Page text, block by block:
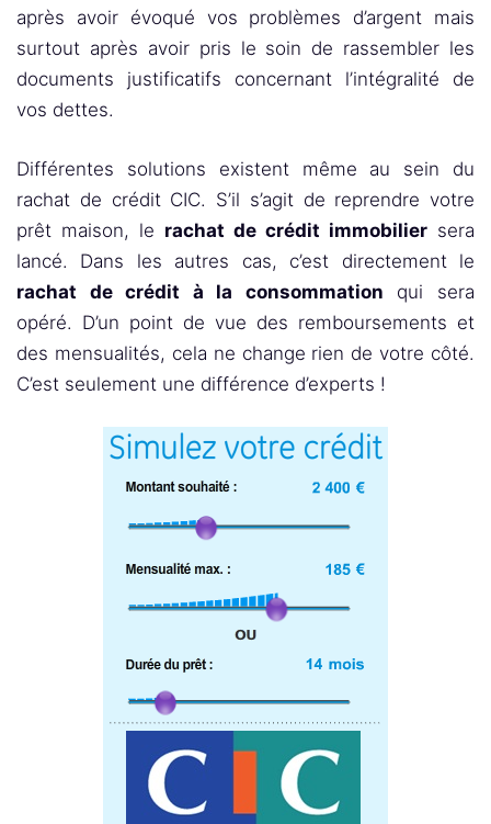
après avoir évoqué vos problèmes d’argent mais
surtout après avoir pris le soin de rassembler les
documents justificatifs concernant l’intégralité de
vos dettes.
Différentes solutions existent même au sein du
rachat de crédit CIC. S’il s’agit de reprendre votre
prêt maison, le rachat de crédit immobilier sera
lancé. Dans les autres cas, c’est directement le
rachat de crédit à la consommation qui sera
opéré. D’un point de vue des remboursements et
des mensualités, cela ne change rien de votre côté.
C’est seulement une différence d’experts !